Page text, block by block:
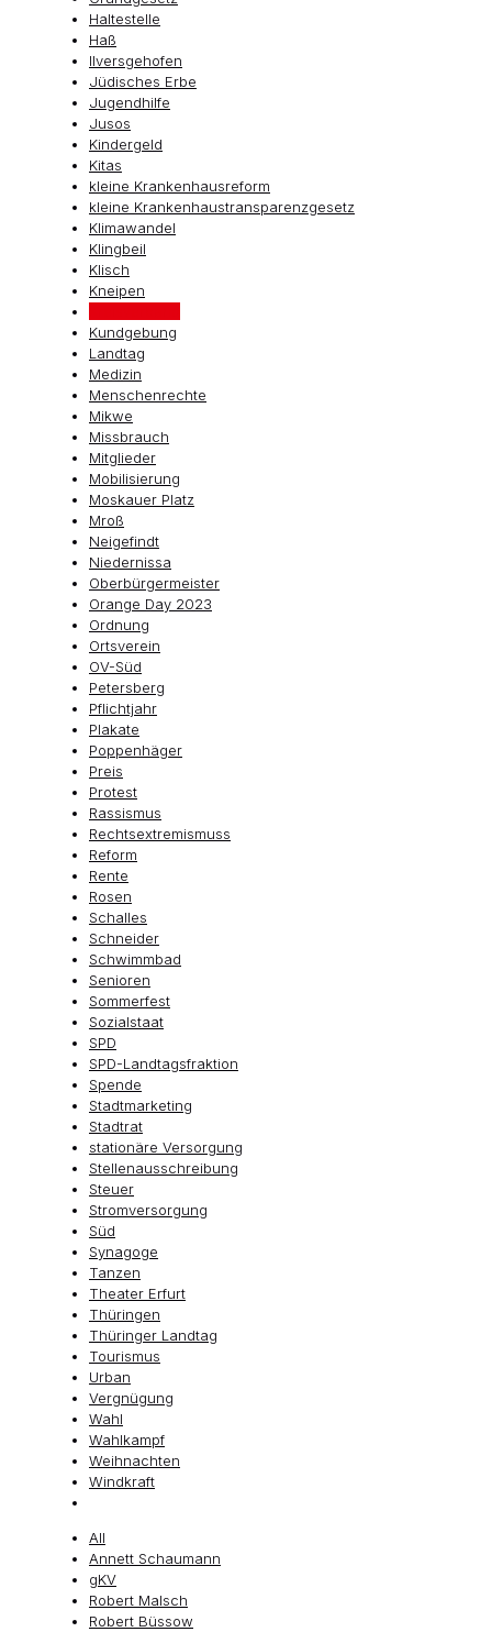
Haltestelle
Haß
Ilversgehofen
Jüdisches Erbe
Jugendhilfe
Jusos
Kindergeld
Kitas
kleine Krankenhausreform
kleine Krankenhaustransparenzgesetz
Klimawandel
Klingbeil
Klisch
Kneipen
Kundgebung
Landtag
Medizin
Menschenrechte
Mikwe
Missbrauch
Mitglieder
Mobilisierung
Moskauer Platz
Mroß
Neigefindt
Niedernissa
Oberbürgermeister
Orange Day 2023
Ordnung
Ortsverein
OV-Süd
Petersberg
Pflichtjahr
Plakate
Poppenhäger
Preis
Protest
Rassismus
Rechtsextremismuss
Reform
Rente
Rosen
Schalles
Schneider
Schwimmbad
Senioren
Sommerfest
Sozialstaat
SPD
SPD-Landtagsfraktion
Spende
Stadtmarketing
Stadtrat
stationäre Versorgung
Stellenausschreibung
Steuer
Stromversorgung
Süd
Synagoge
Tanzen
Theater Erfurt
Thüringen
Thüringer Landtag
Tourismus
Urban
Vergnügung
Wahl
Wahlkampf
Weihnachten
Windkraft
All
Annett Schaumann
gKV
Robert Malsch
Robert Büssow